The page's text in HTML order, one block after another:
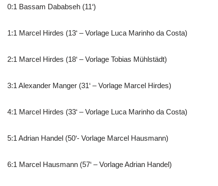
0:1 Bassam Dababseh (11‘)
1:1 Marcel Hirdes (13‘ – Vorlage Luca Marinho da Costa)
2:1 Marcel Hirdes (18‘ – Vorlage Tobias Mühlstädt)
3:1 Alexander Manger (31‘ – Vorlage Marcel Hirdes)
4:1 Marcel Hirdes (33‘ – Vorlage Luca Marinho da Costa)
5:1 Adrian Handel (50‘- Vorlage Marcel Hausmann)
6:1 Marcel Hausmann (57‘ – Vorlage Adrian Handel)